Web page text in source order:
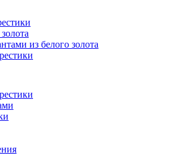
из белого золота